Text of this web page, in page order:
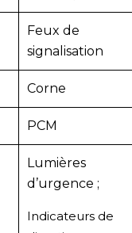
Feux de
signalisation
Corne
PCM
Lumières
d’urgence ;
Indicateurs de